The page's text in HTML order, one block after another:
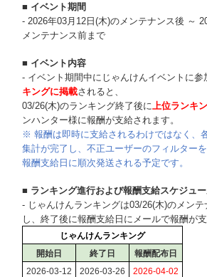
■ イベント期間
- 2026年03月12日(木)のメンテナンス後 ～
メンテナンス前まで
■ イベント内容
- イベント期間中にじゃんけんイベントに参
キングに掲載されると、
03/26(木)のランキング終了後に 上位ランキ
ンハンター様に報酬が支給されます。
※ 報酬は即時に支給されるわけではなく、
集計が完了し、不正ユーザーのフィルターを
報酬支給日に順次発送される予定です。
■ ランキング進行および報酬支給スケジュ
- じゃんけんランキングは03/26(木)のメン
し、終了後に報酬支給日にメールで報酬が
じゃんけんランキング
開始日
終了日
報酬配布日
2026-03-12
2026-03-26 2026-04-02